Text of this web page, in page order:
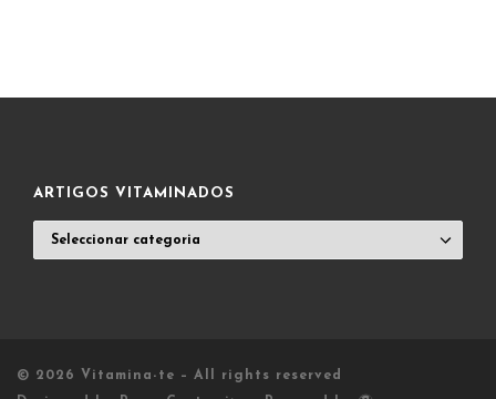
ARTIGOS VITAMINADOS
VITAMINADOS
© 2026 Vitamina-te – All rights reserved